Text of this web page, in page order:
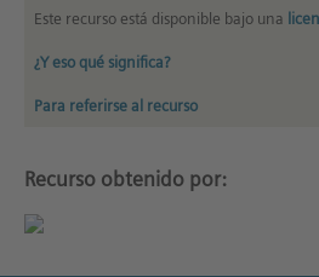
Este recurso está disponible bajo una
¿Y eso qué significa?
Para referirse al recurso
Recurso obtenido por: